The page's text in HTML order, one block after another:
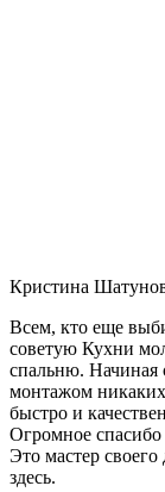
Кристина
Всем, кто еще
советую Кухни
спальню. Начиная
монтажом
быстро и
Огромное
Это мастер своего
здесь.